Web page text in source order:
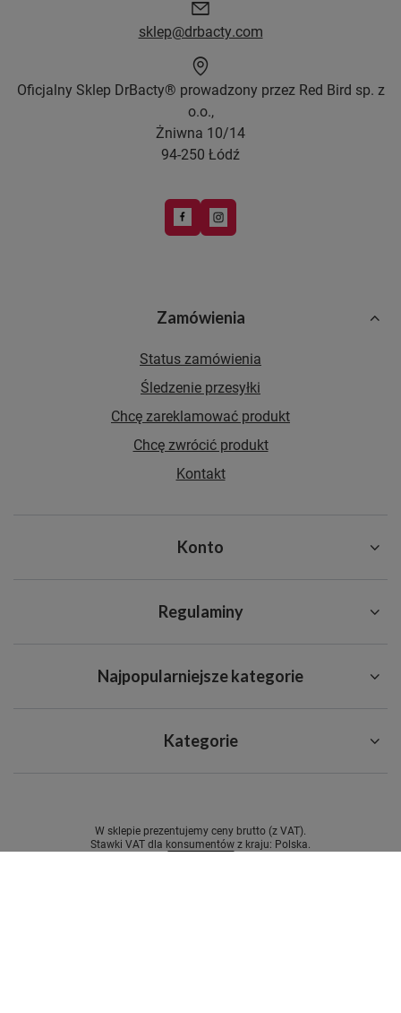
Zamówienia
Status zamówienia
Śledzenie przesyłki
Chcę zareklamować produkt
Chcę zwrócić produkt
Kontakt
Konto
Regulaminy
sklep@drbacty.com
Oficjalny Sklep DrBacty® prowadzony przez Red Bird sp. z
o.o.,
Żniwna 10/14
94-250 Łódź
Najpopularniejsze kategorie
Kategorie
W sklepie prezentujemy ceny brutto (z VAT).
Stawki VAT dla konsumentów z kraju: Polska